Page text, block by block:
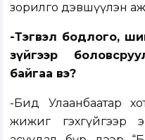
зорилго дэвшүүлэн
-Тэгвэл бодлого,
зүйгээр
байгаа вэ?
-Бид Улаанбаатар
жижиг гэхгүйгээр